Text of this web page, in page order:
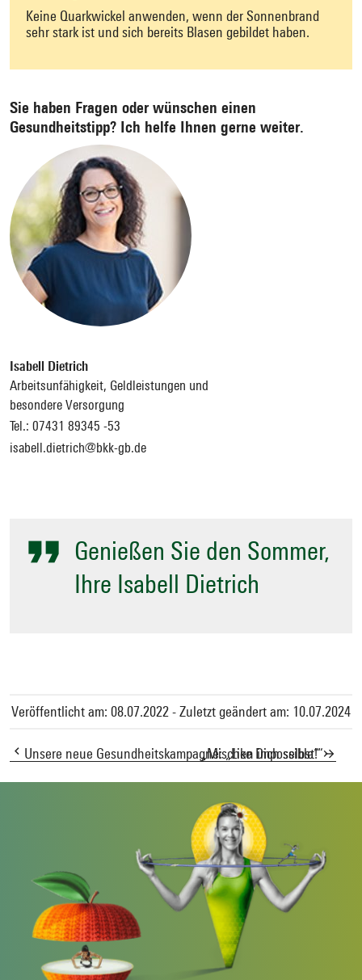
Keine Quarkwickel anwenden, wenn der Sonnenbrand
sehr stark ist und sich bereits Blasen gebildet haben.
Sie haben Fragen oder wünschen einen
Gesundheitstipp? Ich helfe Ihnen gerne weiter.
Isabell Dietrich
Arbeitsunfähigkeit, Geldleistungen und
besondere Versorgung
Tel.: 07431 89345 -53
isabell.dietrich@bkk-gb.de
Genießen Sie den Sommer,
Ihre Isabell Dietrich
Veröffentlicht am: 08.07.2022 - Zuletzt geändert am: 10.07.2024
Unsere neue Gesundheitskampagne: „Like Dich selbst!“
„Mischen impossible“